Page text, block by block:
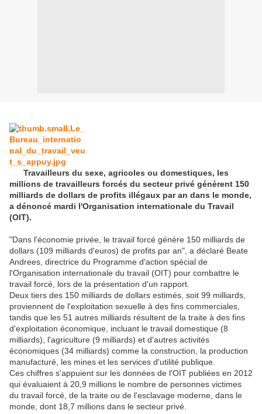
Travailleurs du sexe, agricoles ou domestiques, les
millions de travailleurs forcés du secteur privé génèrent 150
milliards de dollars de profits illégaux par an dans le monde,
a dénoncé mardi l'Organisation internationale du Travail
(OIT).
"Dans l'économie privée, le travail forcé génère 150 milliards de
dollars (109 milliards d'euros) de profits par an", a déclaré Beate
Andrees, directrice du Programme d'action spécial de
l'Organisation internationale du travail (OIT) pour combattre le
travail forcé, lors de la présentation d'un rapport.
Deux tiers des 150 milliards de dollars estimés, soit 99 milliards,
proviennent de l'exploitation sexuelle à des fins commerciales,
tandis que les 51 autres milliards résultent de la traite à des fins
d'exploitation économique, incluant le travail domestique (8
milliards), l'agriculture (9 milliards) et d'autres activités
économiques (34 milliards) comme la construction, la production
manufacturé, les mines et les services d'utilité publique.
Ces chiffres s'appuient sur les données de l'OIT publiées en 2012
qui évaluaient à 20,9 millions le nombre de personnes victimes
du travail forcé, de la traite ou de l'esclavage moderne, dans le
monde, dont 18,7 millions dans le secteur privé.